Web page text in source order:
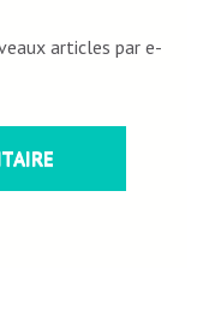
articles par e-